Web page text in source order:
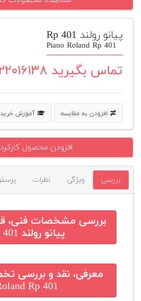
بازسازی
دست
دوم
دست
دوم
پیانو رولند Rp 401
Piano Roland Rp 401
تماس بگیرید ۰۲۱۲۲۰۱۶۱۳۸
افزودن به مقایسه آموزش خرید
افزودن محصول
بررسی ویژگی نظرات
بررسی مشخصات فنی،
پیانو رولند Rp 401
معرفی، نقد و بررسی
Rp 401